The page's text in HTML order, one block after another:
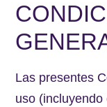
Las presentes
uso